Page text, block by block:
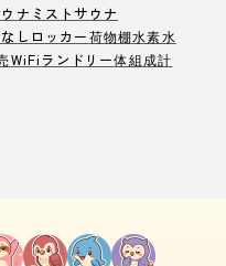
ナ ミストサウナ
しロッカー荷物棚水素水
WiFi ランドリー体組成計